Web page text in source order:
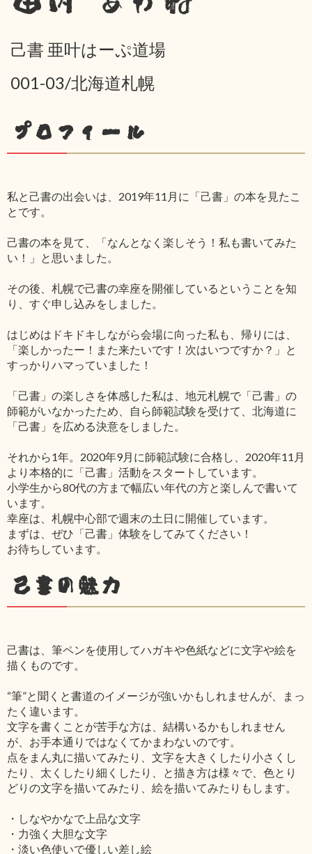
己書 亜叶はーぷ道場
001-03/北海道札幌
プロフィール
私と己書の出会いは、2019年11月に「己書」の本を見たこ
とです。
己書の本を見て、「なんとなく楽しそう！私も書いてみた
い！」と思いました。
その後、札幌で己書の幸座を開催しているということを知
り、すぐ申し込みをしました。
はじめはドキドキしながら会場に向った私も、帰りには、
「楽しかったー！また来たいです！次はいつですか？」と
すっかりハマっていました！
「己書」の楽しさを体感した私は、地元札幌で「己書」の
師範がいなかったため、自ら師範試験を受けて、北海道に
「己書」を広める決意をしました。
それから1年。2020年9月に師範試験に合格し、2020年11月
より本格的に「己書」活動をスタートしています。
小学生から80代の方まで幅広い年代の方と楽しんで書いて
います。
幸座は、札幌中心部で週末の土日に開催しています。
まずは、ぜひ「己書」体験をしてみてください！
お待ちしています。
己書の魅力
己書は、筆ペンを使用してハガキや色紙などに文字や絵を
描くものです。
“筆”と聞くと書道のイメージが強いかもしれませんが、まっ
たく違います。
文字を書くことが苦手な方は、結構いるかもしれません
が、お手本通りではなくてかまわないのです。
点をまん丸に描いてみたり、文字を大きくしたり小さくし
たり、太くしたり細くしたり、と描き方は様々で、色とり
どりの文字を描いてみたり、絵を描いてみたりもします。
・しなやかなで上品な文字
・力強く大胆な文字
・淡い色使いで優しい差し絵